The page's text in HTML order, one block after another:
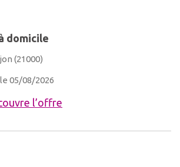
domicile
(21000)
05/08/2026
l’offre